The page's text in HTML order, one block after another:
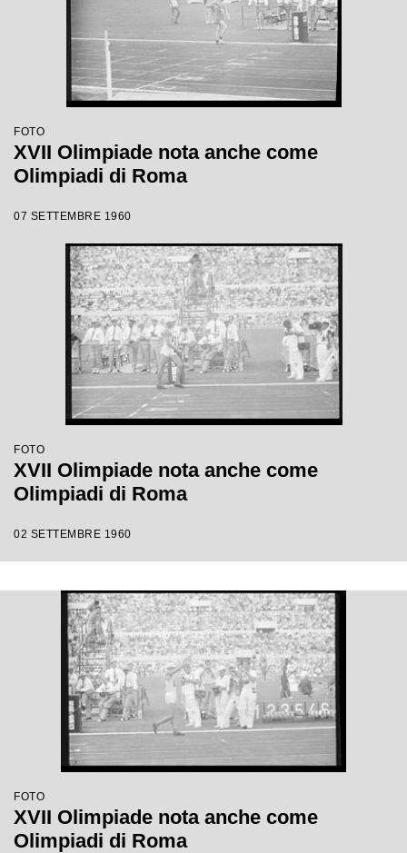
FOTO
XVII Olimpiade nota anche come
Olimpiadi di Roma
07 SETTEMBRE 1960
FOTO
XVII Olimpiade nota anche come
Olimpiadi di Roma
02 SETTEMBRE 1960
FOTO
XVII Olimpiade nota anche come
Olimpiadi di Roma